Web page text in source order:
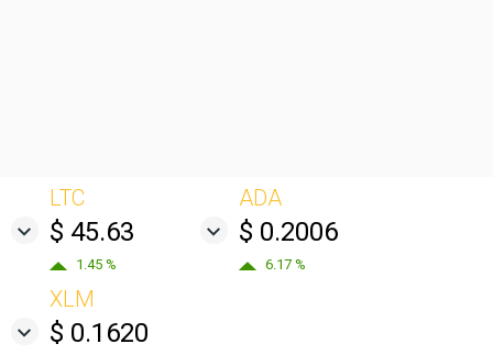
LTC
$ 45.63
1.45 %
ADA
$ 0.2006
6.17 %
XLM
$ 0.1620